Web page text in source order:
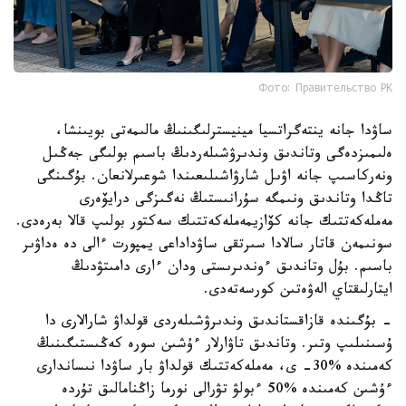
Фото: Правительство РК
ساۋدا جانە ينتەگراتسيا مينيسترلىگىنىڭ مالىمەتى بويىنشا،
ەلىمىزدەگى وتاندىق وندىرۋشىلەردىڭ باسىم بولىگى جەڭىل
ونەركاسىپ جانە اۋىل شارۋاشىلىعىندا شوعىرلانعان. بۇگىنگى
تاڭدا وتاندىق ونىمگە سۇرانىستىڭ نەگىزگى درايۆەرى
مەملەكەتتىك جانە كۆازيمەملەكەتتىك سەكتور بولىپ قالا بەرەدى.
سونىمەن قاتار سالادا سىرتقى ساۋداداعى يمپورت ءالى دە ەداۋىر
باسىم. بۇل وتاندىق ءوندىرىستى ودان ءارى دامىتۋدىڭ
ايتارلىقتاي الەۋەتىن كورسەتەدى.
- بۇگىندە قازاقستاندىق وندىرۋشىلەردى قولداۋ شارالارى دا
ۇسىنىلىپ وتىر. وتاندىق تاۋارلار ءۇشىن سورە كەڭىستىگىنىڭ
كەمىندە %30- ى، مەملەكەتتىك قولداۋ بار ساۋدا نىساندارى
ءۇشىن كەمىندە %50 ءبولۋ تۋرالى نورما زاڭنامالىق تۇردە